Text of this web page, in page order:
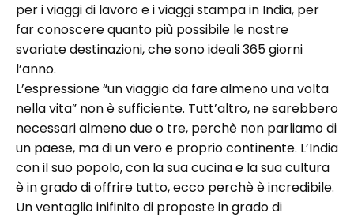
per i viaggi di lavoro e i viaggi stampa in India, per
far conoscere quanto più possibile le nostre
svariate destinazioni, che sono ideali 365 giorni
l’anno.
L’espressione “un viaggio da fare almeno una volta
nella vita” non è sufficiente. Tutt’altro, ne sarebbero
necessari almeno due o tre, perchè non parliamo di
un paese, ma di un vero e proprio continente. L’India
con il suo popolo, con la sua cucina e la sua cultura
è in grado di offrire tutto, ecco perchè è incredibile.
Un ventaglio inifinito di proposte in grado di